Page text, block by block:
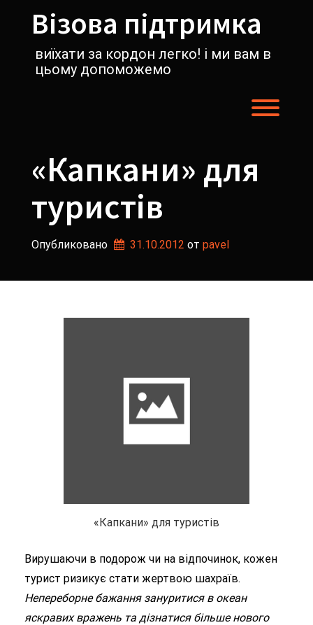
содержимомуВізова підтримка
виїхати за кордон легко! і ми вам в
цьому допоможемо
«Капкани» для
туристів
Опубликовано 31.10.2012 от pavel
«Капкани» для туристів
Вирушаючи в подорож чи на відпочинок, кожен
турист ризикує стати жертвою шахраїв.
Непереборне бажання зануритися в океан
яскравих вражень та дізнатися більше нового